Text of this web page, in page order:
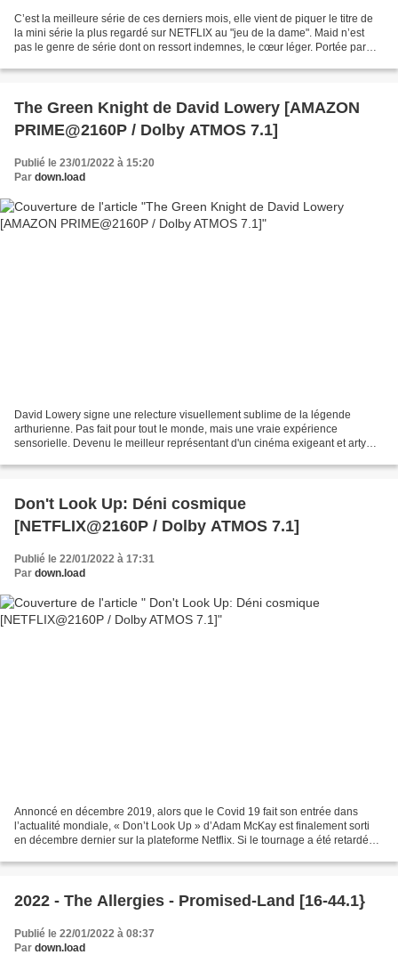
C’est la meilleure série de ces derniers mois, elle vient de piquer le titre de
la mini série la plus regardé sur NETFLIX au "jeu de la dame". Maid n’est
pas le genre de série dont on ressort indemnes, le cœur léger. Portée par
The Green Knight de David Lowery [AMAZON
PRIME@2160P / Dolby ATMOS 7.1]
Publié le 23/01/2022 à 15:20
Par down.load
David Lowery signe une relecture visuellement sublime de la légende
arthurienne. Pas fait pour tout le monde, mais une vraie expérience
sensorielle. Devenu le meilleur représentant d'un cinéma exigeant et arty
Don't Look Up: Déni cosmique
[NETFLIX@2160P / Dolby ATMOS 7.1]
Publié le 22/01/2022 à 17:31
Par down.load
Annoncé en décembre 2019, alors que le Covid 19 fait son entrée dans
l’actualité mondiale, « Don’t Look Up » d’Adam McKay est finalement sorti
en décembre dernier sur la plateforme Netflix. Si le tournage a été retardé
2022 - The Allergies - Promised-Land [16-44.1}
Publié le 22/01/2022 à 08:37
Par down.load